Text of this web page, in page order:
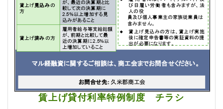
賃上げ貸付利率特例制度 チラシ